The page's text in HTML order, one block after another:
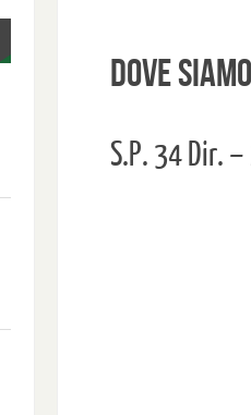
Dove siamo
S.P. 34 Dir. –